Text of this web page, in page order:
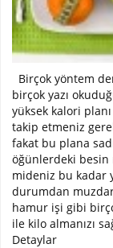
Birçok yöntem
birçok yazı
yüksek kalori
takip etmeniz
fakat bu plana
öğünlerdeki besin
mideniz bu kadar
durumdan
hamur işi gibi
ile kilo almanızı
Detaylar